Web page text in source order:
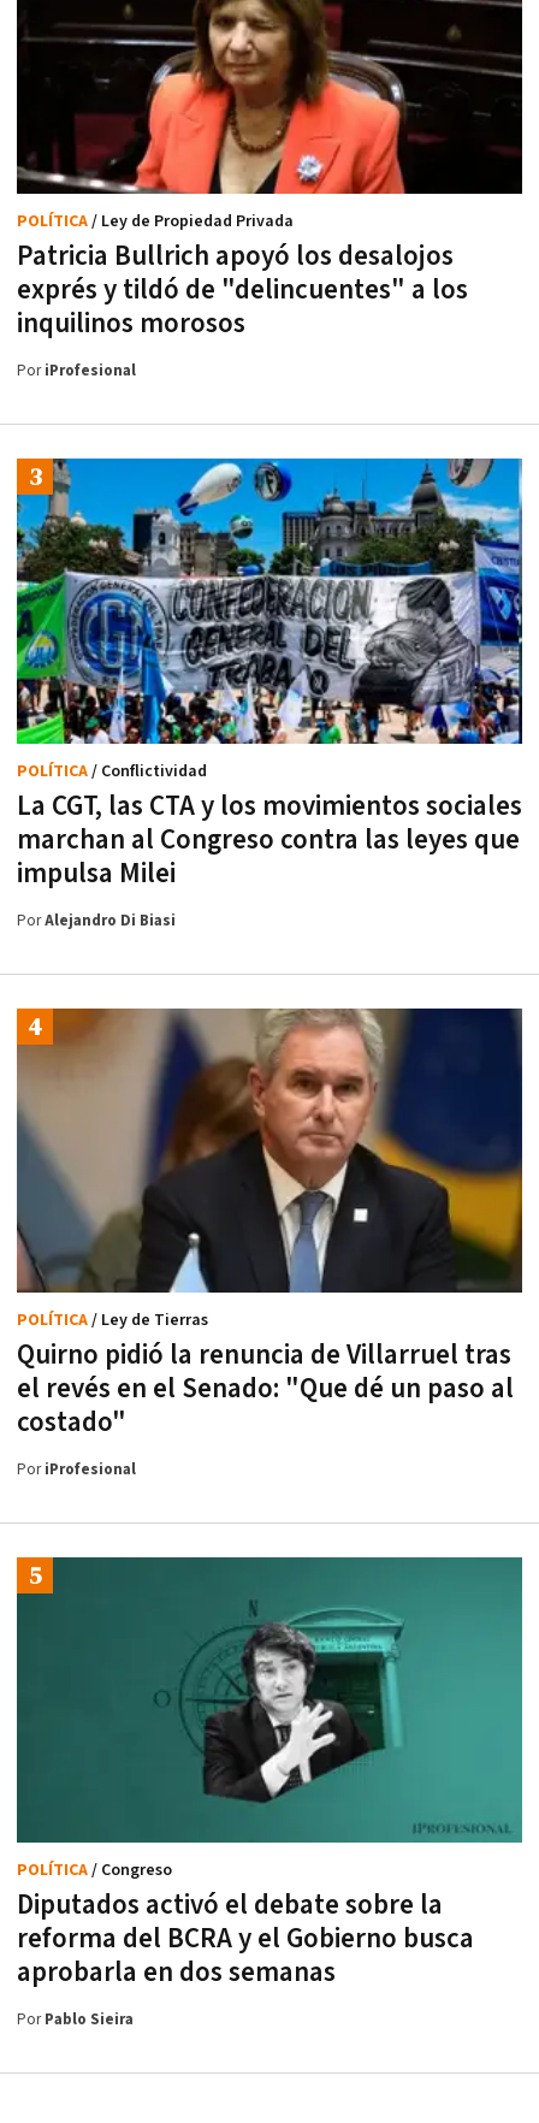
Patricia Bullrich apoyó los desalojos
exprés y tildó de "delincuentes" a los
inquilinos morosos
POLÍTICA/ Ley de Propiedad Privada
PoriProfesional
La CGT, las CTA y los movimientos sociales
marchan al Congreso contra las leyes que
impulsa Milei
POLÍTICA/ Conflictividad
PorAlejandro Di Biasi
Quirno pidió la renuncia de Villarruel tras
el revés en el Senado: "Que dé un paso al
costado"
POLÍTICA/ Ley de Tierras
PoriProfesional
Diputados activó el debate sobre la
reforma del BCRA y el Gobierno busca
aprobarla en dos semanas
POLÍTICA/ Congreso
PorPablo Sieira